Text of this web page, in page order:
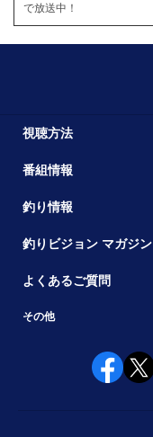
で放送中！
視聴方法
番組情報
釣り情報
釣りビジョン マガジン
よくあるご質問
その他